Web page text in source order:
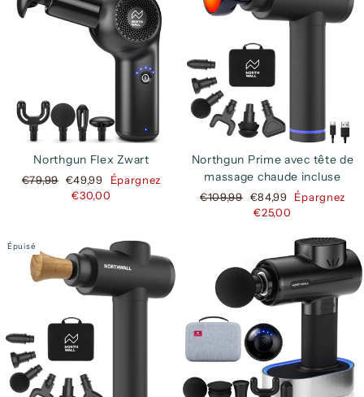
Northgun Flex Zwart
Prix
€79,99 Prix
réduit
€49,99
Épargnez
€30,00
Northgun Prime avec tête de
massage chaude incluse
Prix
€109,99 Prix
réduit
€84,99
Épargnez
€25,00
Épuisé